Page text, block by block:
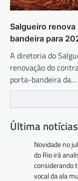
Salgueiro
bandeira para
A diretoria do
renovação do
porta-bandeira da…
Última notícias
Novidade no
do Rio irá
considerando
vocal da ala